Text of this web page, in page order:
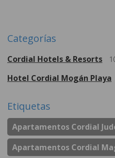
Categorías
Cordial Hotels & Resorts
Hotel Cordial Mogán Playa
Etiquetas
Apartamentos Cordial
Apartamentos Cordial